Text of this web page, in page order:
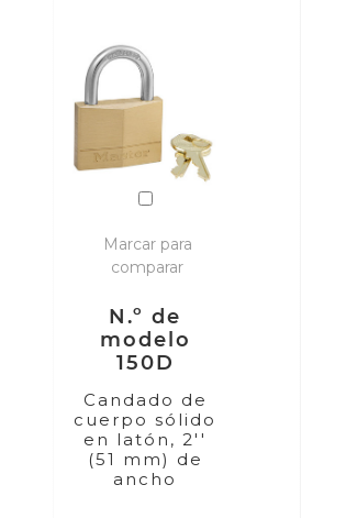
Marcar para
comparar
N.º de
modelo
150D
Candado de
cuerpo sólido
en latón, 2''
(51 mm) de
ancho